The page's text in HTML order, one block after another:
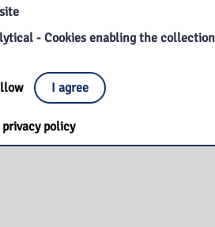
- Cookies enabling the
I agree
policy